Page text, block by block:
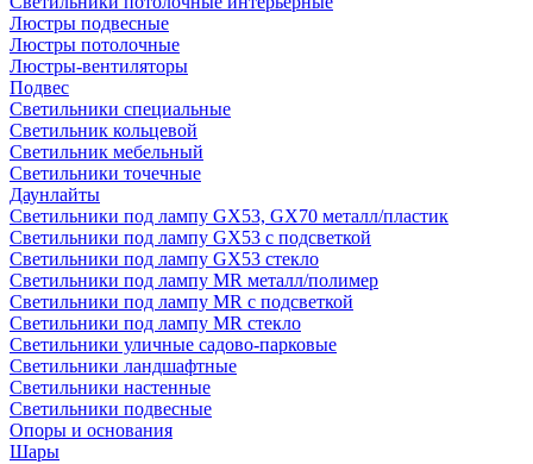
Люстры подвесные
Люстры потолочные
Люстры-вентиляторы
Подвес
Светильники специальные
Светильник кольцевой
Светильник мебельный
Светильники точечные
Даунлайты
Светильники под лампу GX53, GX70 металл/пластик
Светильники под лампу GX53 с подсветкой
Светильники под лампу GX53 стекло
Светильники под лампу MR металл/полимер
Светильники под лампу MR с подсветкой
Светильники под лампу MR стекло
Светильники уличные садово-парковые
Светильники ландшафтные
Светильники настенные
Светильники подвесные
Опоры и основания
Шары